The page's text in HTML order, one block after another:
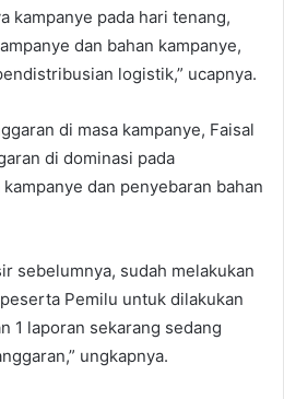
kampanye pada hari tenang,
dan bahan kampanye,
logistik,” ucapnya.
di masa kampanye, Faisal
di dominasi pada
dan penyebaran bahan
sebelumnya, sudah melakukan
Pemilu untuk dilakukan
1 laporan sekarang sedang
ungkapnya.